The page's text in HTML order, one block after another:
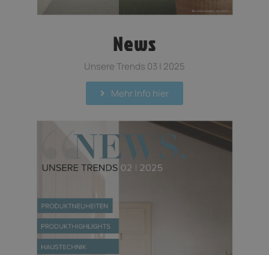
News
Unsere Trends 03 | 2025
Mehr Info hier